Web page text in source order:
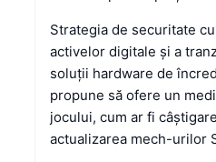
Strategia de securitate
activelor digitale și a
soluții hardware de
propune să ofere un
jocului, cum ar fi
actualizarea mech-urilor